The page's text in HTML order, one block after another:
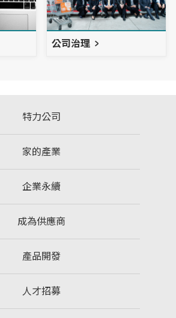
公司治理
特力公司
家的產業
企業永續
成為供應商
產品開發
人才招募